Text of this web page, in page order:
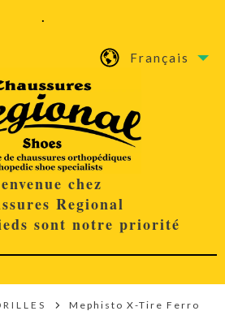
.
Français
chez
Regional
sont notre priorité
Mephisto X-Tire Ferro